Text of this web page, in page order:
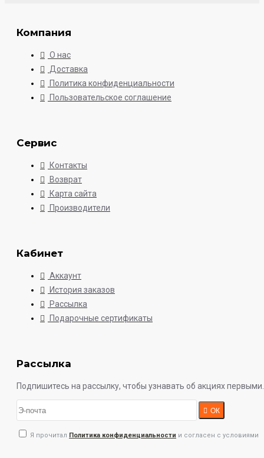
Компания
О нас
Доставка
Политика конфиденциальности
Пользовательское соглашение
Сервис
Контакты
Возврат
Карта сайта
Производители
Кабинет
Аккаунт
История заказов
Рассылка
Подарочные сертификаты
Рассылка
Подпишитесь на рассылку, чтобы узнавать об акциях первыми.
ОК
Я прочитал Политика конфиденциальности и согласен с условиями